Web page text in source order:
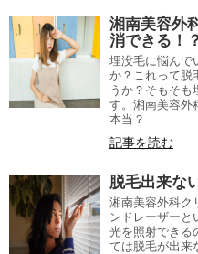
湘南美容外
消できる！？
埋没毛に悩んで
か？これって脱
うか？そもそも
す。湘南美容外
本当？
記事を読む
脱毛出来な
湘南美容外科ク
ンドレーザーと
光を照射できる
ては脱毛が出来